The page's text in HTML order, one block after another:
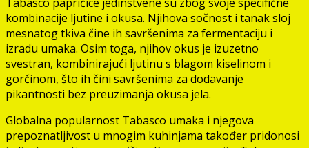
kombinacije ljutine i okusa. Njihova sočnost i tanak sloj
mesnatog tkiva čine ih savršenima za fermentaciju i
izradu umaka. Osim toga, njihov okus je izuzetno
svestran, kombinirajući ljutinu s blagom kiselinom i
gorčinom, što ih čini savršenima za dodavanje
pikantnosti bez preuzimanja okusa jela.
Globalna popularnost Tabasco umaka i njegova
prepoznatljivost u mnogim kuhinjama također pridonosi